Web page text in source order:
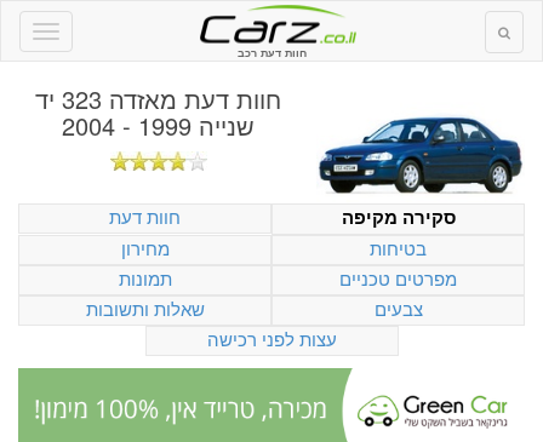
חוות דעת רכב
חוות דעת מאזדה 323 יד
שנייה 1999 - 2004
סקירה מקיפה
חוות דעת
בטיחות
מחירון
מפרטים טכניים
תמונות
צבעים
שאלות ותשובות
עצות לפני רכישה